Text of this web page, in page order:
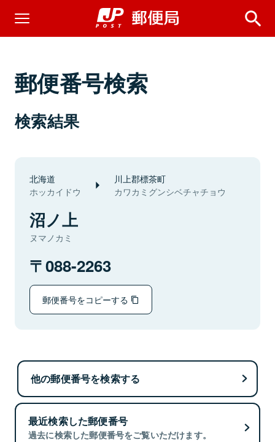
郵便番号検索
検索結果
北海道
ホッカイドウ
川上郡標茶町
カワカミグンシベチャチョウ
沼ノ上
ヌマノカミ
088-2263
郵便番号をコピーする
他の郵便番号を検索する
最近検索した郵便番号
過去に検索した郵便番号をご覧いただけます。